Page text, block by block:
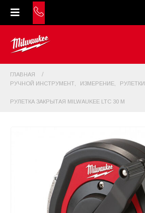
ГЛАВНАЯ
РУЧНОЙ ИНСТРУМЕНТ
ИЗМЕРЕНИЕ РУЛЕТКИ
РУЛЕТКА ЗАКРЫТАЯ MILWAUKEE LTC 30 М